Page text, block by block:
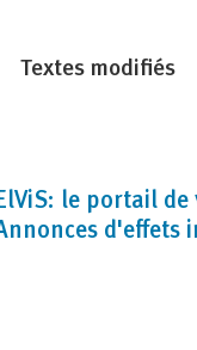
Textes modifiés
le portail
d'effets